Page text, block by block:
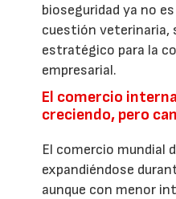
bioseguridad ya no
cuestión veterinaria,
estratégico para la
empresarial.
El comercio
creciendo, pero
El comercio mundial
expandiéndose
aunque con menor